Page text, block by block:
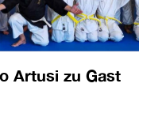
Artusi zu Gast